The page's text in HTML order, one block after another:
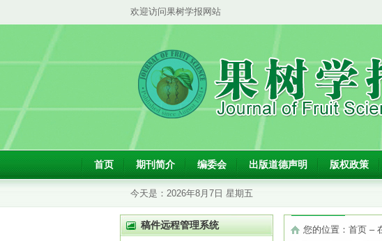
欢迎访问果树学报网站
首页 期刊简介 编委会 出版道德声明 版权政策
今天是： 2026年8月7日 星期五
稿件远程管理系统 您的位置： 首页 –